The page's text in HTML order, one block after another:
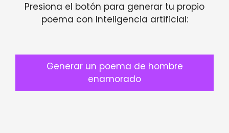
Presiona el botón para generar tu propio
poema con Inteligencia artificial:
Generar un poema de hombre
enamorado